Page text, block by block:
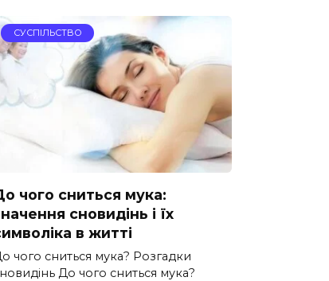
СУСПІЛЬСТВО
чого сниться мука:
сновидінь і їх
в житті
чого сниться мука? Розгадки
До чого сниться мука?